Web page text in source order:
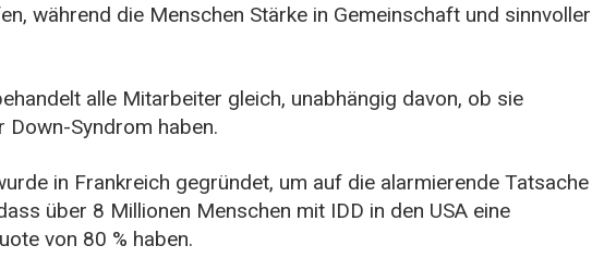
während die Menschen Stärke in Gemeinschaft und sinnvoller
alle Mitarbeiter gleich, unabhängig davon, ob sie
Down-Syndrom haben.
in Frankreich gegründet, um auf die alarmierende Tatsache
über 8 Millionen Menschen mit IDD in den USA eine
von 80 % haben.